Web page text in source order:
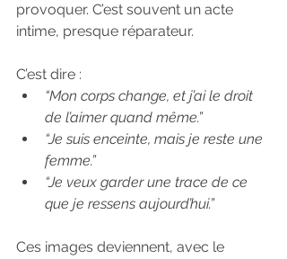
provoquer. C’est souvent un acte
intime, presque réparateur.
C’est dire :
“Mon corps change, et j’ai le droit
de l’aimer quand même.”
“Je suis enceinte, mais je reste une
femme.”
“Je veux garder une trace de ce
que je ressens aujourd’hui.”
Ces images deviennent, avec le